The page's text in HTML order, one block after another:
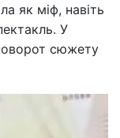
як міф, навіть
У
сюжету